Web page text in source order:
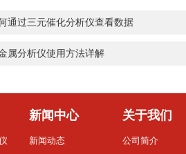
通过三元催化分析仪查看数据
属分析仪使用方法详解
新闻中心
新闻动态
关于我们
公司简介